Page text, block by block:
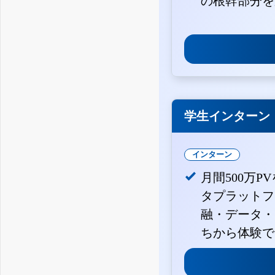
学生インターン
インターン
月間500万
タプラット
融・データ
ちから体験